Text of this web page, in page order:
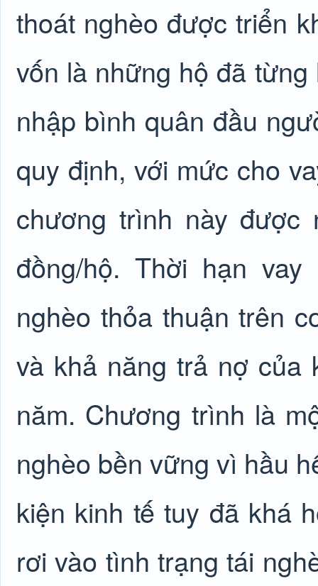
thoát nghèo được triển
vốn là những hộ đã
nhập bình quân đầu
quy định, với mức cho
chương trình này được
đồng/hộ. Thời hạn
nghèo thỏa thuận trên
và khả năng trả nợ của
năm. Chương trình là
nghèo bền vững vì hầu
kiện kinh tế tuy đã khá
rơi vào tình trạng tái